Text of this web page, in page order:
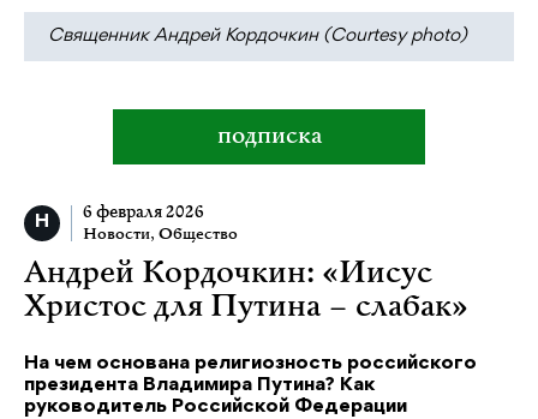
Священник Андрей Кордочкин (Courtesy photo)
подписка
6 февраля 2026
Новости, Общество
Андрей Кордочкин: «Иисус
Христос для Путина – слабак»
На чем основана религиозность российского
президента Владимира Путина? Как
руководитель Российской Федерации